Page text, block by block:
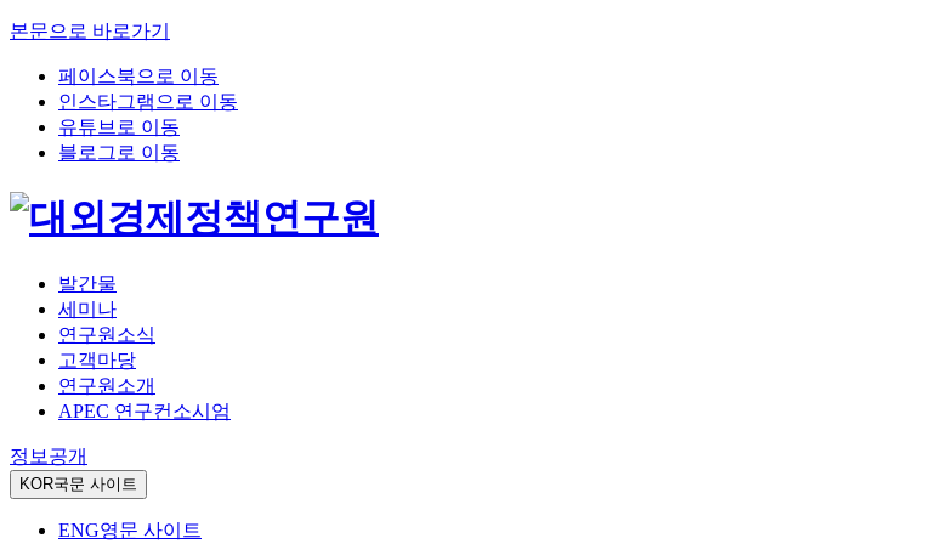
본문으로 바로가기
페이스북으로 이동
인스타그램으로 이동
유튜브로 이동
블로그로 이동
발간물
세미나
연구원소식
고객마당
연구원소개
APEC 연구컨소시엄
정보공개
KOR국문 사이트
ENG영문 사이트